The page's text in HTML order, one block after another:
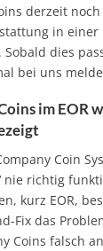
derzeit
in einer
dies
bei uns
im EOR
Coin
nie richtig
kurz EOR,
Fix das
Coins falsch